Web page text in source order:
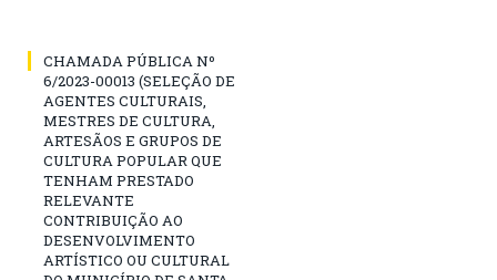
CHAMADA PÚBLICA Nº
6/2023-00013 (SELEÇÃO DE
AGENTES CULTURAIS,
MESTRES DE CULTURA,
ARTESÃOS E GRUPOS DE
CULTURA POPULAR QUE
TENHAM PRESTADO
RELEVANTE
CONTRIBUIÇÃO AO
DESENVOLVIMENTO
ARTÍSTICO OU CULTURAL